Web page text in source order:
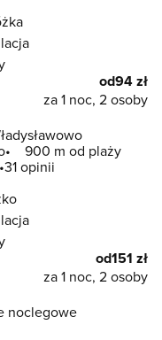
od94 zł
za 1 noc, 2 osoby
900 m od plaży
31 opinii
od151 zł
za 1 noc, 2 osoby
noclegowe